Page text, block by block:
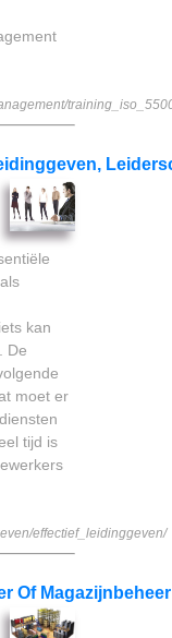
kan
De
moet er
tijd is
effectief_leidinggeven/
Of Magazijnbeheer